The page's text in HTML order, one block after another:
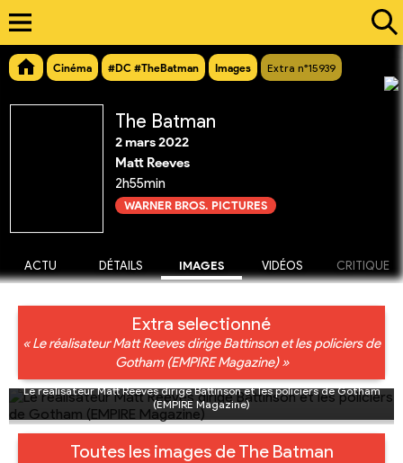
Cinéma #DC #TheBatman Images Extra n°15939
The Batman
2 mars 2022
Matt Reeves
2h55min
WARNER BROS. PICTURES
ACTU DÉTAILS IMAGES VIDÉOS CRITIQUE
Extra selectionné
« Le réalisateur Matt Reeves dirige Battinson et les policiers de
Gotham (EMPIRE Magazine) »
Le réalisateur Matt Reeves dirige Battinson et les policiers de Gotham
(EMPIRE Magazine)
Toutes les images de The Batman